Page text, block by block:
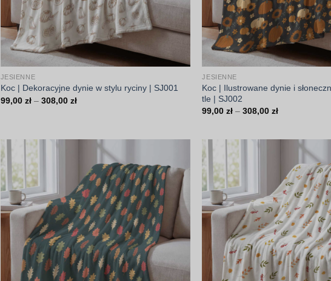
JESIENNE
Koc | Dekoracyjne dynie w stylu ryciny | SJ001
99,00 zł – 308,00 złZakres
308,00 zł
JESIENNE
Koc | Ilustrowane dynie i
tle | SJ002
99,00zł – 308,00złZakres
308,00 zł